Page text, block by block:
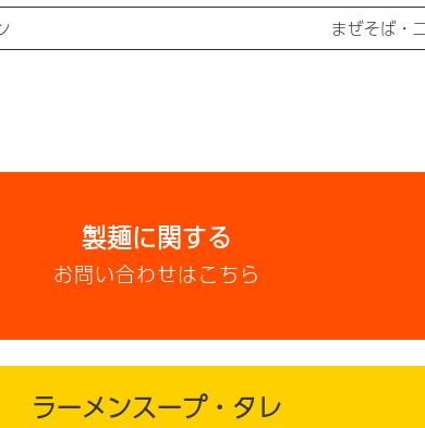
まぜそば・
製麺に関する
お問い合わせはこちら
ラーメンスープ・タレ